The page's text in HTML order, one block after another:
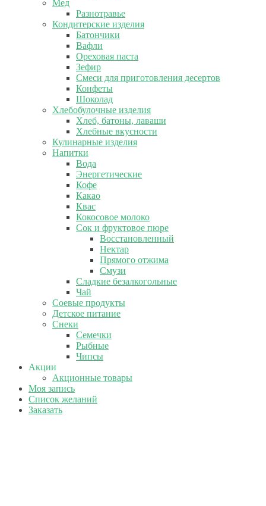
Мед
Разнотравье
Кондитерские изделия
Батончики
Вафли
Ореховая паста
Зефир
Смеси для приготовления десертов
Конфеты
Шоколад
Хлебобулочные изделия
Хлеб, батоны, лаваши
Хлебные вкусности
Кулинарные изделия
Напитки
Вода
Энергетические
Кофе
Какао
Квас
Кокосовое молоко
Сок и фруктовое пюре
Восстановленный
Нектар
Прямого отжима
Смузи
Сладкие безалкогольные
Чай
Соевые продукты
Детское питание
Снеки
Семечки
Рыбные
Чипсы
Акции
Акционные товары
Моя запись
Список желаний
Заказать